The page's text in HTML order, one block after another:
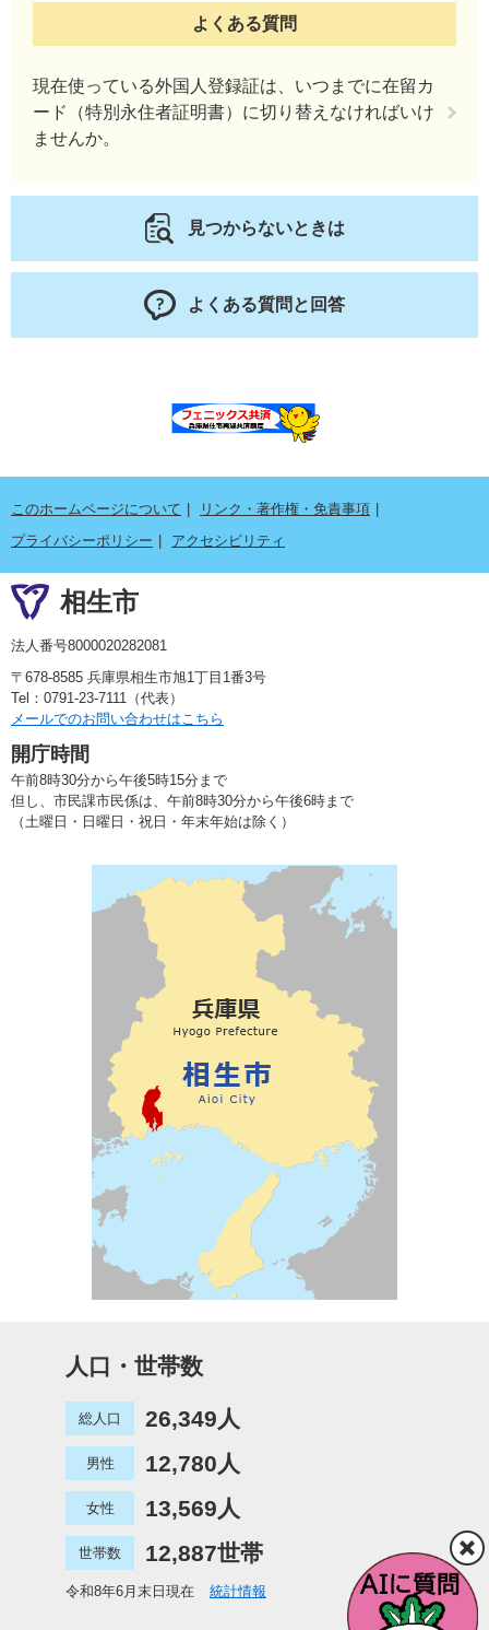
よくある質問
現在使っている外国人登録証は、いつまでに在留カ
ード（特別永住者証明書）に切り替えなければいけ
ませんか。
見つからないときは
よくある質問と回答
このホームページについて
リンク・著作権・免責事項
プライバシーポリシー
アクセシビリティ
相生市
法人番号8000020282081
〒678-8585 兵庫県相生市旭1丁目1番3号
Tel：0791-23-7111（代表）
メールでのお問い合わせはこちら
開庁時間
午前8時30分から午後5時15分まで
但し、市民課市民係は、午前8時30分から午後6時まで
（土曜日・日曜日・祝日・年末年始は除く）
人口・世帯数
総人口 26,349人
男性 12,780人
女性 13,569人
世帯数 12,887世帯
令和8年6月末日現在 統計情報